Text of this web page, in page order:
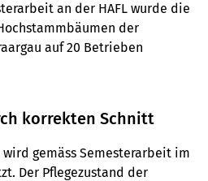
an der HAFL wurde die
der
auf 20 Betrieben
korrekten Schnitt
gemäss Semesterarbeit im
Der Pflegezustand der